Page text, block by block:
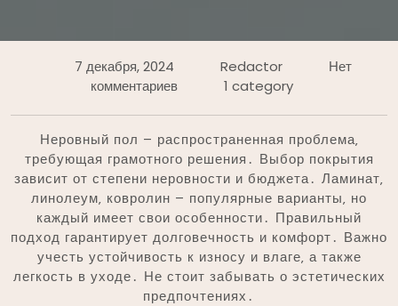
7 декабря, 2024 Redactor
Нет
комментариев
1 category
Неровный пол – распространенная проблема‚
требующая грамотного решения․ Выбор покрытия
зависит от степени неровности и бюджета․ Ламинат‚
линолеум‚ ковролин – популярные варианты‚ но
каждый имеет свои особенности․ Правильный
подход гарантирует долговечность и комфорт․ Важно
учесть устойчивость к износу и влаге‚ а также
легкость в уходе․ Не стоит забывать о эстетических
предпочтениях․